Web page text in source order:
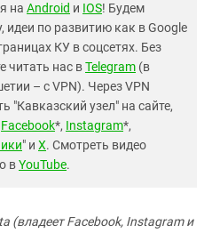
на Android и IOS! Будем
идеи по развитию как в Google
КУ в соцсетях. Без
читать нас вTelegram (в
– с VPN). Через VPN
"Кавказский узел" на сайте,
Facebook*, Instagram*,
" и X. Смотреть видео
вYouTube.
(владеет Facebook, Instagram и